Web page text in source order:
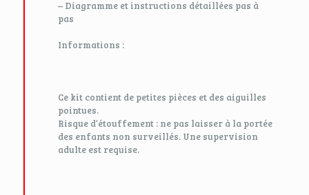
– Diagramme et instructions détaillées pas à
pas
Informations :
Ce kit contient de petites pièces et des aiguilles
pointues.
Risque d’étouffement : ne pas laisser à la portée
des enfants non surveillés. Une supervision
adulte est requise.